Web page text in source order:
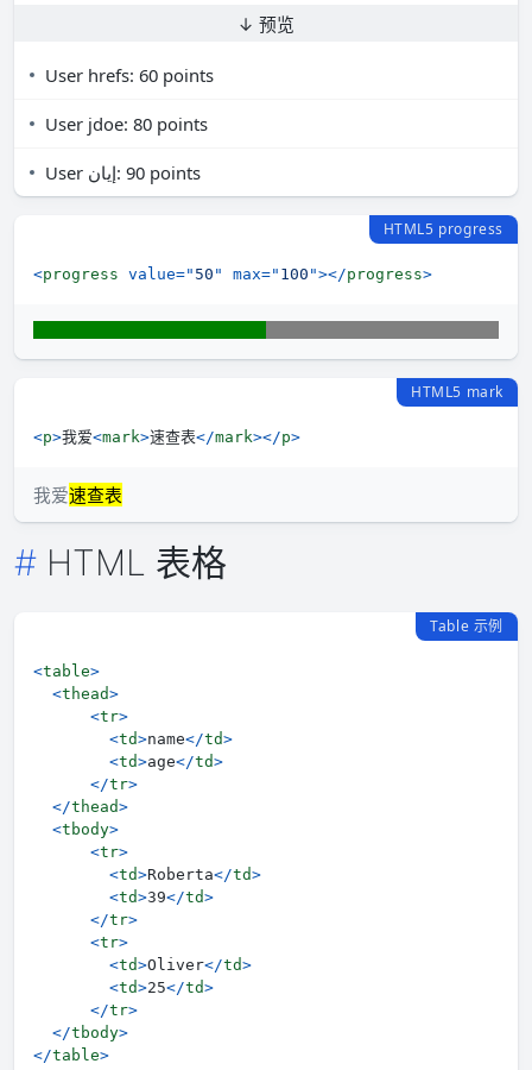
↓ 预览
User hrefs: 60 points
User jdoe: 80 points
User إيان: 90 points
HTML5 progress
<progress value=" 50 " max=" 100 "></progress>
HTML5 mark
<p>我爱<mark>速查表</mark></p>
我爱速查表
HTML 表格
Table 示例
<table>
<thead>
<tr>
<td>name</td>
<td>age</td>
</tr>
</thead>
<tbody>
<tr>
<td>Roberta</td>
<td>39</td>
</tr>
<tr>
<td>Oliver</td>
<td>25</td>
</tr>
</tbody>
</table>